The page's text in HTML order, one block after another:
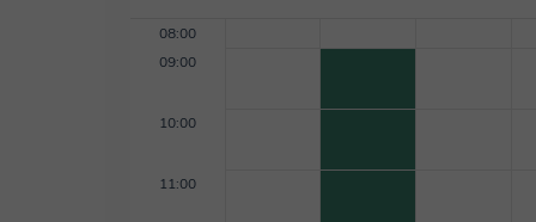
08:00
09:00
10:00
11:00